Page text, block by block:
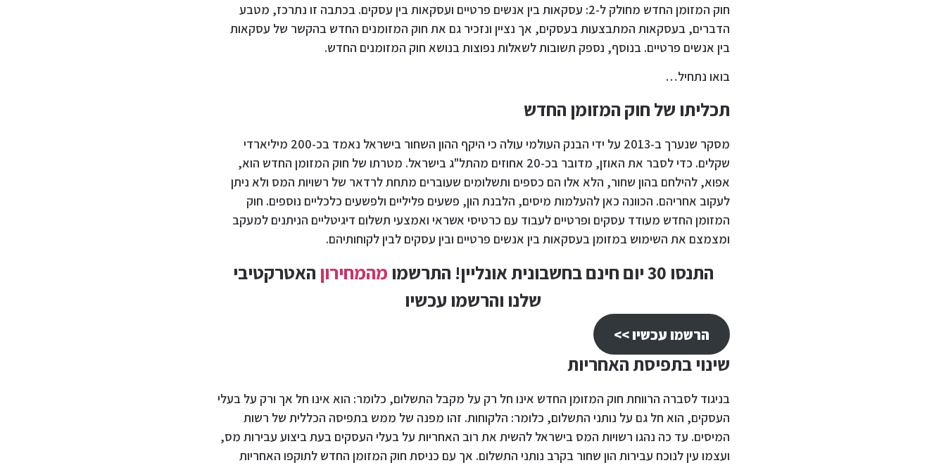
חוק המזומן החדש מחולק ל-2: עסקאות בין אנשים פרטיים ועסקאות בין עסקים. בכתבה זו נתרכז, מטבע
הדברים, בעסקאות המתבצעות בעסקים, אך נציין ונזכיר גם את חוק המזומנים החדש בהקשר של עסקאות
בין אנשים פרטיים. בנוסף, נספק תשובות לשאלות נפוצות בנושא חוק המזומנים החדש.
בואו נתחיל…
תכליתו של חוק המזומן החדש
מסקר שנערך ב-2013 על ידי הבנק העולמי עולה כי היקף ההון השחור בישראל נאמד בכ-200 מיליארדי
שקלים. כדי לסבר את האוזן, מדובר בכ-20 אחוזים מהתל"ג בישראל. מטרתו של חוק המזומן החדש הוא,
אפוא, להילחם בהון שחור, הלא אלו הם כספים ותשלומים שעוברים מתחת לרדאר של רשויות המס ולא ניתן
לעקוב אחריהם. הכוונה כאן להעלמות מיסים, הלבנת הון, פשעים פליליים ולפשעים כלכליים נוספים. חוק
המזומן החדש מעודד עסקים ופרטיים לעבוד עם כרטיסי אשראי ואמצעי תשלום דיגיטליים הניתנים למעקב
ומצמצם את השימוש במזומן בעסקאות בין אנשים פרטיים ובין עסקים לבין לקוחותיהם.
התנסו 30 יום חינם בחשבונית אונליין! התרשמו מהמחירון האטרקטיבי
שלנו והרשמו עכשיו
הרשמו עכשיו >>
שינוי בתפיסת האחריות
בניגוד לסברה הרווחת חוק המזומן החדש אינו חל רק על מקבל התשלום, כלומר: הוא אינו חל אך ורק על בעלי
העסקים, הוא חל גם על נותני התשלום, כלומר: הלקוחות. זהו מפנה של ממש בתפיסה הכללית של רשות
המיסים. עד כה נהגו רשויות המס בישראל להשית את רוב האחריות על בעלי העסקים בעת ביצוע עבירות מס,
ועצמו עין לנוכח עבירות הון שחור בקרב נותני התשלום. אך עם כניסת חוק המזומן החדש לתוקפו האחריות